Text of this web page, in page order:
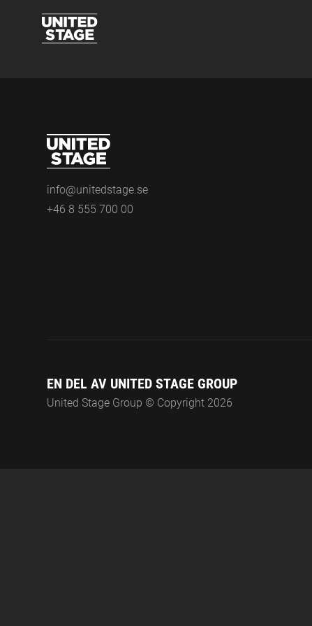
info@unitedstage.se
+46 8 555 700 00
EN DEL AV UNITED STAGE GROUP
United Stage Group © Copyright 2026